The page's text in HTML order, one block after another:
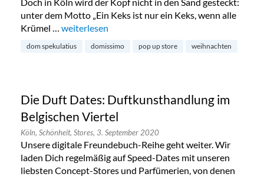
Doch in Köln wird der Kopf nicht in den Sand gesteckt:
unter dem Motto „Ein Keks ist nur ein Keks, wenn alle
Krümel … „Dom-Spekulatius eröffnet köstlichen Pop-up-
weiterlesen
dom spekulatius domissimo pop up store weihnachten
Die Duft Dates: Duftkunsthandlung im
Belgischen Viertel
Köln, Schönheit, Stores, 3. September 2020
Unsere digitale Freundebuch-Reihe geht weiter. Wir
laden Dich regelmäßig auf Speed-Dates mit unseren
liebsten Concept-Stores und Parfümerien, von denen